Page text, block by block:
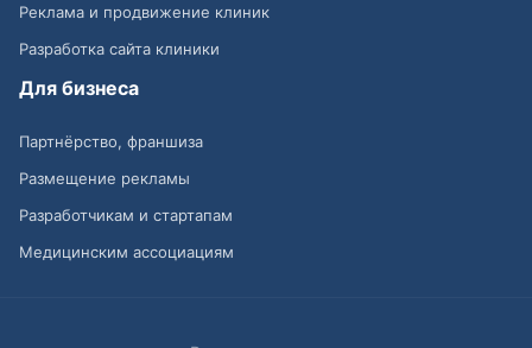
Реклама и продвижение клиник
Разработка сайта клиники
Для бизнеса
Партнёрство, франшиза
Размещение рекламы
Разработчикам и стартапам
Медицинским ассоциациям